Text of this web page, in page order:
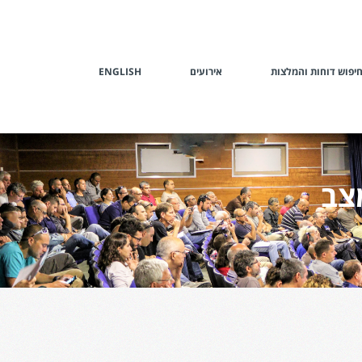
חיפוש דוחות והמלצות אירועים ENGLISH